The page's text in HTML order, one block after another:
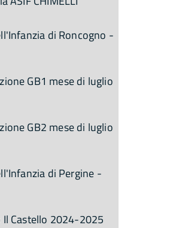
di Roncogno -
GB1 mese di luglio
GB2 mese di luglio
di Pergine -
Castello 2024-2025